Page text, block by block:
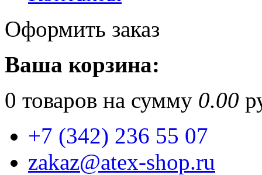
Оформить заказ
Ваша корзина:
0 товаров на сумму 0.00
+7 (342) 236 55 07
zakaz@atex-shop.ru